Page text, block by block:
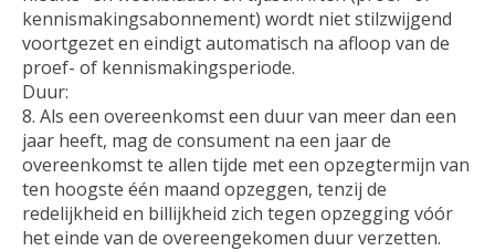
kennismakingsabonnement) wordt niet stilzwijgend
voortgezet en eindigt automatisch na afloop van de
proef- of kennismakingsperiode.
Duur:
8. Als een overeenkomst een duur van meer dan een
jaar heeft, mag de consument na een jaar de
overeenkomst te allen tijde met een opzegtermijn van
ten hoogste één maand opzeggen, tenzij de
redelijkheid en billijkheid zich tegen opzegging vóór
het einde van de overeengekomen duur verzetten.